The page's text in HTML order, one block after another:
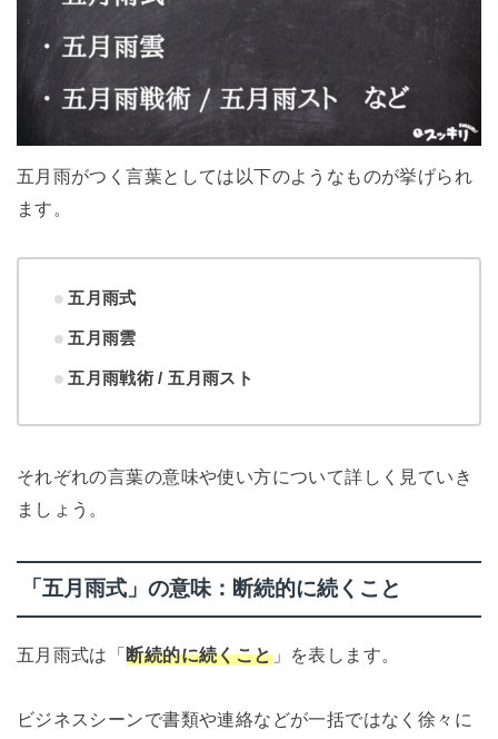
五月雨がつく言葉としては以下のようなものが挙げられ
ます。
五月雨式
五月雨雲
五月雨戦術 / 五月雨スト
それぞれの言葉の意味や使い方について詳しく見ていき
ましょう。
「五月雨式」の意味：断続的に続くこと
五月雨式は「断続的に続くこと」を表します。
ビジネスシーンで書類や連絡などが一括ではなく徐々に